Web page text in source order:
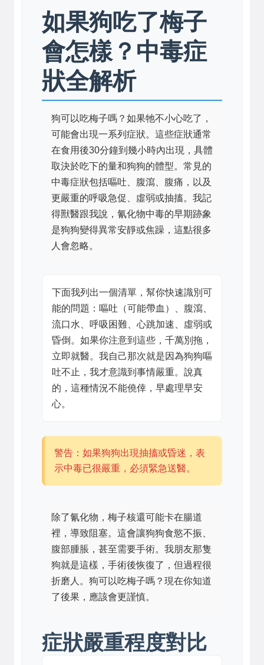
如果狗吃了梅子
會怎樣？中毒症
狀全解析
狗可以吃梅子嗎？如果牠不小心吃了，
可能會出現一系列症狀。這些症狀通常
在食用後30分鐘到幾小時內出現，具體
取決於吃下的量和狗狗的體型。常見的
中毒症狀包括嘔吐、腹瀉、腹痛，以及
更嚴重的呼吸急促、虛弱或抽搐。我記
得獸醫跟我說，氰化物中毒的早期跡象
是狗狗變得異常安靜或焦躁，這點很多
人會忽略。
下面我列出一個清單，幫你快速識別可
能的問題：嘔吐（可能帶血）、腹瀉、
流口水、呼吸困難、心跳加速、虛弱或
昏倒。如果你注意到這些，千萬別拖，
立即就醫。我自己那次就是因為狗狗嘔
吐不止，我才意識到事情嚴重。說真
的，這種情況不能僥倖，早處理早安
心。
警告：如果狗狗出現抽搐或昏迷，表
示中毒已很嚴重，必須緊急送醫。
除了氰化物，梅子核還可能卡在腸道
裡，導致阻塞。這會讓狗狗食慾不振、
腹部腫脹，甚至需要手術。我朋友那隻
狗就是這樣，手術後恢復了，但過程很
折磨人。狗可以吃梅子嗎？現在你知道
了後果，應該會更謹慎。
症狀嚴重程度對比